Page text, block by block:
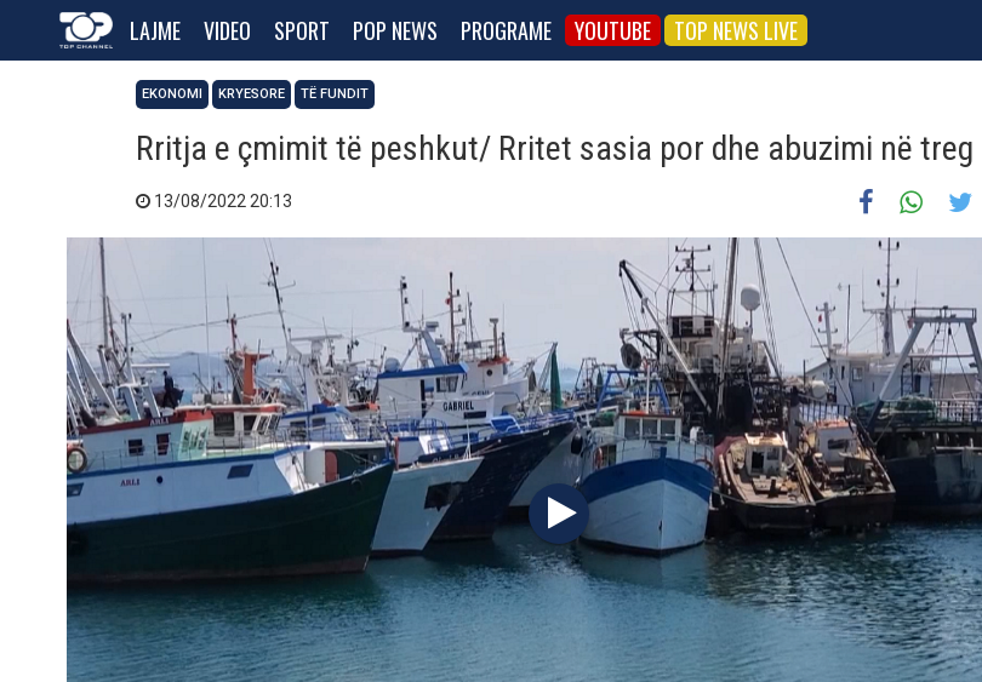
LAJME VIDEO SPORT POP NEWS PROGRAME YOUTUBE TOP NEWS LIVE
EKONOMI KRYESORE TË FUNDIT
Rritja e çmimit të peshkut/ Rritet sasia por dhe abuzimi në treg
13/08/2022 20:13